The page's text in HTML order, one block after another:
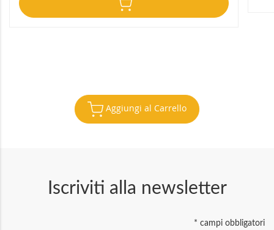
Aggiungi al Carrello
Iscriviti alla newsletter
* campi obbligatori